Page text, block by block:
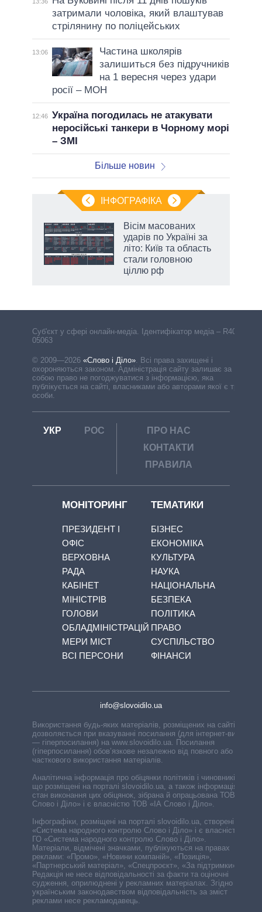
затримали чоловіка, який влаштував
стрілянину по поліцейських
13:06
Частина школярів
залишиться без підручників
на 1 вересня через удари
росії – МОН
12:46 Україна погодилась не атакувати
неросійські танкери в Чорному морі
– ЗМІ
Більше новин
ІНФОГРАФІКА
Вісім масованих
ударів по Україні за
літо: Київ та область
стали головною
ціллю рф
Cуб'єкт у сфері онлайн-медіа. Ідентифікатор медіа – R40-
05063
© 2009—2026 «Слово і Діло». Всі права захищені і
охороняються законом. Адміністрація сайту залишає за
собою право не погоджуватися з інформацією, яка
публікується на сайті, власниками або авторами якої є треті
особи.
УКР РОС
ПРО НАС
КОНТАКТИ
ПРАВИЛА
МОНІТОРИНГ
ПРЕЗИДЕНТ І
ОФІС
ВЕРХОВНА
РАДА
КАБІНЕТ
МІНІСТРІВ
ГОЛОВИ
ОБЛАДМІНІСТРАЦІЙ
МЕРИ МІСТ
ВСІ ПЕРСОНИ
ТЕМАТИКИ
БІЗНЕС
ЕКОНОМІКА
КУЛЬТУРА
НАУКА
НАЦІОНАЛЬНА
БЕЗПЕКА
ПОЛІТИКА
ПРАВО
СУСПІЛЬСТВО
ФІНАНСИ
info@slovoidilo.ua
Використання будь-яких матеріалів, розміщених на сайті,
дозволяється при вказуванні посилання (для інтернет-видань
— гіперпосилання) на www.slovoidilo.ua. Посилання
(гіперпосилання) обов’язкове незалежно від повного або
часткового використання матеріалів.
Аналітична інформація про обіцянки політиків і чиновників,
що розміщені на порталі slovoidilo.ua, а також інформація про
стан виконання цих обіцянок, зібрана й опрацьована ТОВ «ІА
Слово і Діло» і є власністю ТОВ «ІА Слово і Діло».
Інфографіки, розміщені на порталі slovoidilo.ua, створені ГО
«Система народного контролю Слово і Діло» і є власністю
ГО «Система народного контролю Слово і Діло».
Матеріали, відмічені значками, публікуються на правах
реклами: «Промо», «Новини компаній», «Позиція»,
«Партнерський матеріал», «Спецпроєкт», «За підтримки».
Редакція не несе відповідальності за факти та оціночні
судження, оприлюднені у рекламних матеріалах. Згідно з
українським законодавством відповідальність за зміст
реклами несе рекламодавець.